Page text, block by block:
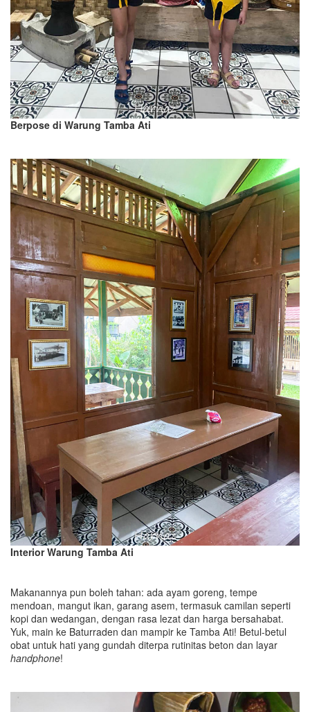
Berpose di Warung Tamba Ati
Interior Warung Tamba Ati
Makanannya pun boleh tahan: ada ayam goreng, tempe
mendoan, mangut ikan, garang asem, termasuk camilan seperti
kopi dan wedangan, dengan rasa lezat dan harga bersahabat.
Yuk, main ke Baturraden dan mampir ke Tamba Ati! Betul-betul
obat untuk hati yang gundah diterpa rutinitas beton dan layar
handphone!